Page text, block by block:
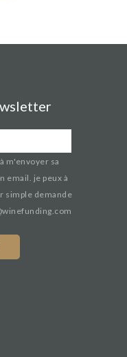
m'envoyer sa
email. je peux à
simple demande